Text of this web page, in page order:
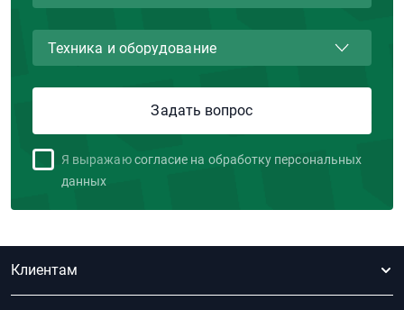
Я выражаю согласие на обработку персональных
данных
Клиентам